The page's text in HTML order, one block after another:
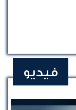
فيديو